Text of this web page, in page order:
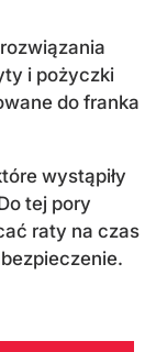
i pożyczki
do franka
wystąpiły
tej pory
raty na czas